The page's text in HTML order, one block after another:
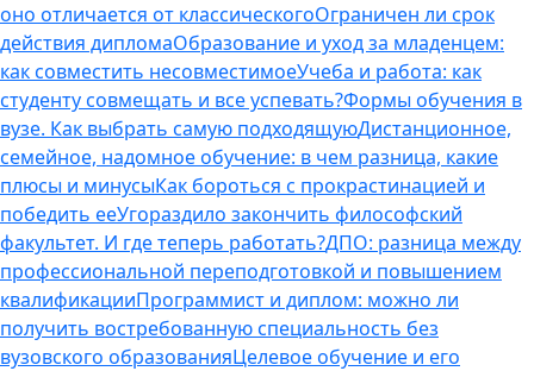
оно отличается от классическогоОграничен ли срок
действия дипломаОбразование и уход за младенцем:
как совместить несовместимоеУчеба и работа: как
студенту совмещать и все успевать?Формы обучения в
вузе. Как выбрать самую подходящуюДистанционное,
семейное, надомное обучение: в чем разница, какие
плюсы и минусыКак бороться с прокрастинацией и
победить ееУгораздило закончить философский
факультет. И где теперь работать?ДПО: разница между
профессиональной переподготовкой и повышением
квалификацииПрограммист и диплом: можно ли
получить востребованную специальность без
вузовского образованияЦелевое обучение и его